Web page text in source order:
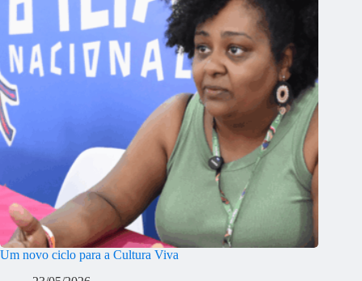
Um novo ciclo para a Cultura Viva